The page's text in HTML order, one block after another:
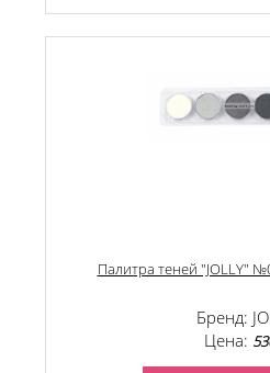
Палитра теней "JOLLY"
Бренд:
Цена: